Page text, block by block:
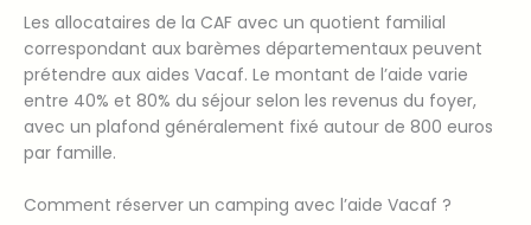
Les allocataires de la CAF avec un quotient familial
correspondant aux barèmes départementaux peuvent
prétendre aux aides Vacaf. Le montant de l’aide varie
entre 40% et 80% du séjour selon les revenus du foyer,
avec un plafond généralement fixé autour de 800 euros
par famille.
Comment réserver un camping avec l’aide Vacaf ?